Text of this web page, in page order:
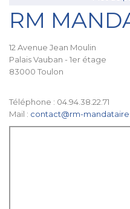
RM
12 Avenue Jean Moulin
Palais Vauban - 1er étage
83000 Toulon
Téléphone : 04.94.38.22.71
Mail : contact@rm-